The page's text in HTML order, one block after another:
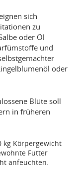
sich
zu
oder Öl
und
oder
Blüte soll
in früheren
kg Körpergewicht
Futter
anfeuchten.